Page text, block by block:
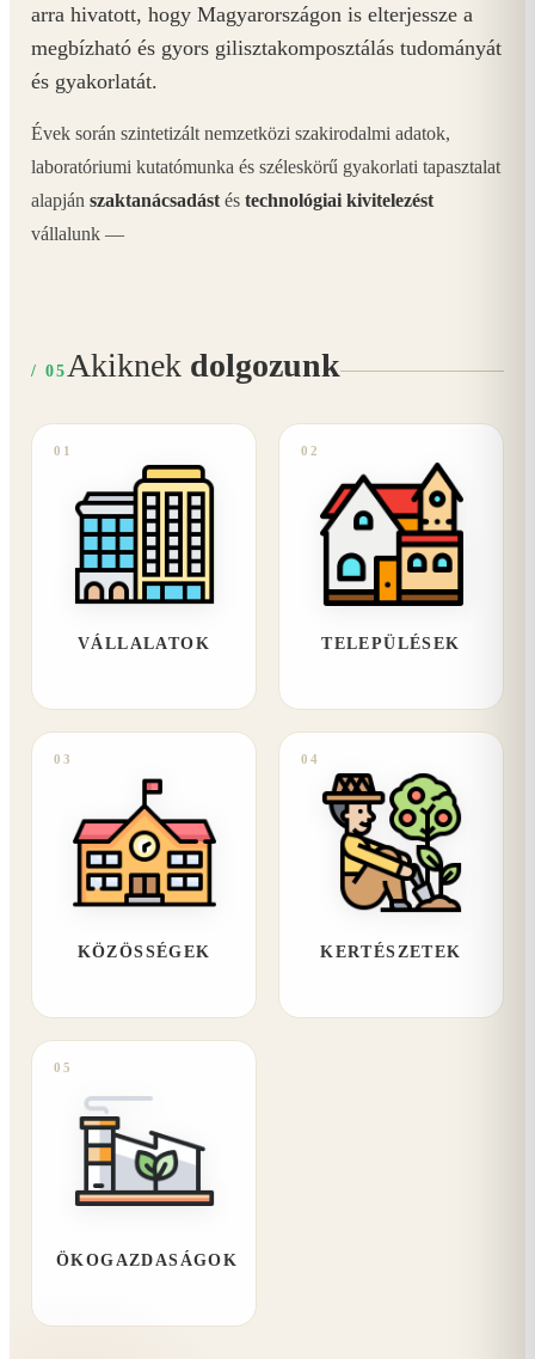
arra hivatott, hogy Magyarországon is elterjessze a
megbízható és gyors gilisztakomposztálás tudományát
és gyakorlatát.
Évek során szintetizált nemzetközi szakirodalmi adatok,
laboratóriumi kutatómunka és széleskörű gyakorlati tapasztalat
alapján szaktanácsadást és technológiai kivitelezést
vállalunk —
/ 05 Akiknek dolgozunk
01
VÁLLALATOK
02
TELEPÜLÉSEK
03
KÖZÖSSÉGEK
04
KERTÉSZETEK
05
ÖKOGAZDASÁGOK